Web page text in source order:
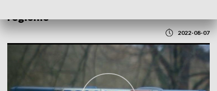
regionie
2022-08-07